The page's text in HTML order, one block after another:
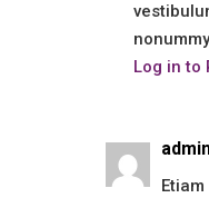
Log in to